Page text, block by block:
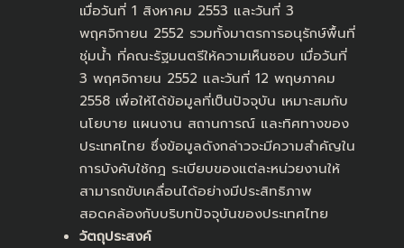
เมื่อวันที่ 1 สิงหาคม 2553 และวันที่ 3
พฤศจิกายน 2552 รวมทั้งมาตรการอนุรักษ์พื้นที่
ชุ่มน้ำ ที่คณะรัฐมนตรีให้ความเห็นชอบ เมื่อวันที่
3 พฤศจิกายน 2552 และวันที่ 12 พฤษภาคม
2558 เพื่อให้ได้ข้อมูลที่เป็นปัจจุบัน เหมาะสมกับ
นโยบาย แผนงาน สถานการณ์ และทิศทางของ
ประเทศไทย ซึ่งข้อมูลดังกล่าวจะมีความสำคัญใน
การบังคับใช้กฎ ระเบียบของแต่ละหน่วยงานให้
สามารถขับเคลื่อนได้อย่างมีประสิทธิภาพ
สอดคล้องกับบริบทปัจจุบันของประเทศไทย
วัตถุประสงค์